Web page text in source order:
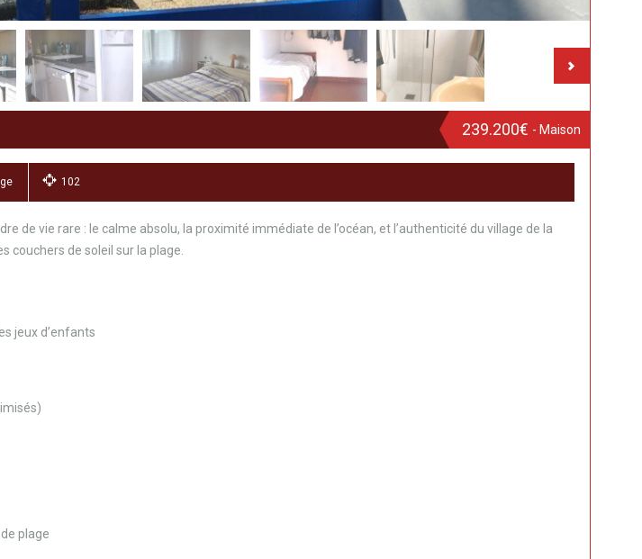
239.200€ - Maison
102
de vie rare : le calme absolu, la proximité immédiate de l’océan, et l’authenticité du village de la
couchers de soleil sur la plage.
jeux d’enfants
plage